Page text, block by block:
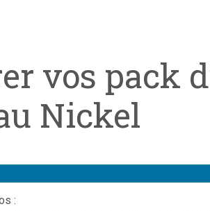
vos pack
Nickel
: